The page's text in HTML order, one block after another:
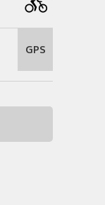
GPS